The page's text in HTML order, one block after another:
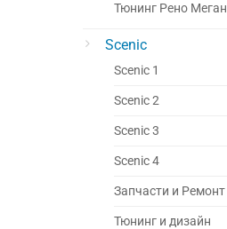
Тюнинг Рено Меган
Scenic
Scenic 1
Scenic 2
Scenic 3
Scenic 4
Запчасти и Ремонт
Тюнинг и дизайн